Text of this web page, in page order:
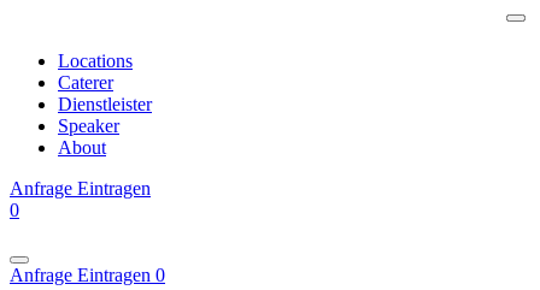
Locations
Caterer
Dienstleister
Speaker
About
Anfrage Eintragen
0
Anfrage Eintragen 0